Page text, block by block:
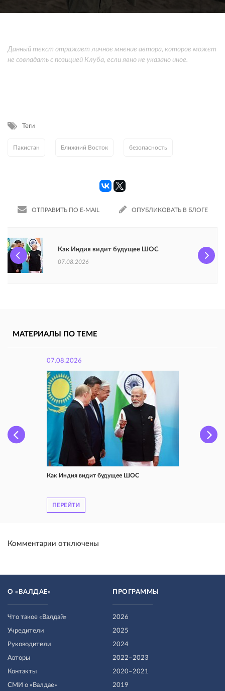
Данный текст отражает личное мнение автора, которое может
не совпадать с позицией Клуба, если явно не указано иное.
Теги
Пакистан Ближний Восток безопасность
ОТПРАВИТЬ ПО E-MAIL ОПУБЛИКОВАТЬ В БЛОГЕ
Как Индия видит будущее ШОС
07.08.2026
МАТЕРИАЛЫ ПО ТЕМЕ
07.08.2026
Как Индия видит будущее ШОС
ПЕРЕЙТИ
Комментарии отключены
О «ВАЛДАЕ»
Что такое «Валдай»
Учредители
Руководители
Авторы
Контакты
СМИ о «Валдае»
ПРОГРАММЫ
2026
2025
2024
2022–2023
2020–2021
2019